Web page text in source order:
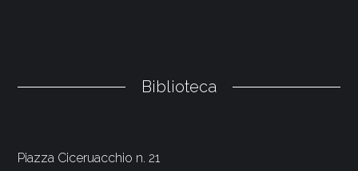
Biblioteca
Piazza Ciceruacchio n. 21